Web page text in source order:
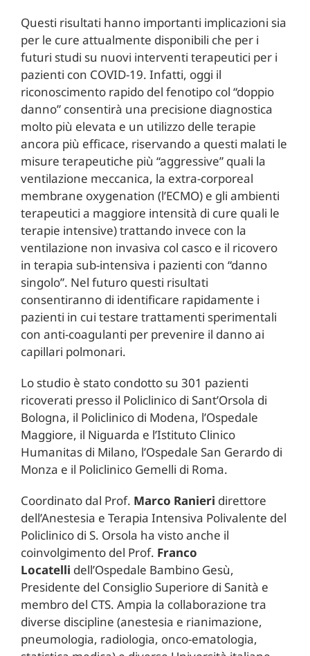
Questi risultati hanno importanti implicazioni sia
per le cure attualmente disponibili che per i
futuri studi su nuovi interventi terapeutici per i
pazienti con COVID-19. Infatti, oggi il
riconoscimento rapido del fenotipo col “doppio
danno” consentirà una precisione diagnostica
molto più elevata e un utilizzo delle terapie
ancora più efficace, riservando a questi malati le
misure terapeutiche più “aggressive” quali la
ventilazione meccanica, la extra-corporeal
membrane oxygenation (l’ECMO) e gli ambienti
terapeutici a maggiore intensità di cure quali le
terapie intensive) trattando invece con la
ventilazione non invasiva col casco e il ricovero
in terapia sub-intensiva i pazienti con “danno
singolo”. Nel futuro questi risultati
consentiranno di identificare rapidamente i
pazienti in cui testare trattamenti sperimentali
con anti-coagulanti per prevenire il danno ai
capillari polmonari.
Lo studio è stato condotto su 301 pazienti
ricoverati presso il Policlinico di Sant’Orsola di
Bologna, il Policlinico di Modena, l’Ospedale
Maggiore, il Niguarda e l’Istituto Clinico
Humanitas di Milano, l’Ospedale San Gerardo di
Monza e il Policlinico Gemelli di Roma.
Coordinato dal Prof. Marco Ranieri direttore
dell’Anestesia e Terapia Intensiva Polivalente del
Policlinico di S. Orsola ha visto anche il
coinvolgimento del Prof. Franco
Locatelli dell’Ospedale Bambino Gesù,
Presidente del Consiglio Superiore di Sanità e
membro del CTS. Ampia la collaborazione tra
diverse discipline (anestesia e rianimazione,
pneumologia, radiologia, onco-ematologia,